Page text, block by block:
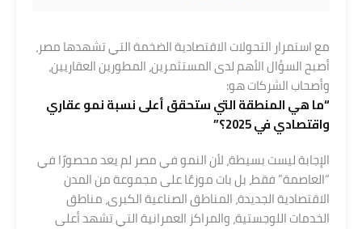
مع استمرار التحولات الاقتصادية الضخمة التي تشهدها مصر،
أصبح السؤال الأهم لدى المستثمرين، المطورين العقاريين،
وأصحاب الشركات هو:
“ما هي المنطقة التي ستحقق أعلى نسبة نمو عقاري
واقتصادي في 2025؟”
الإجابة ليست بسيطة، لأن النمو في مصر لم يعد محصورًا في
“العاصمة” فقط، بل بات موزعًا على مجموعة من المدن
الاقتصادية الجديدة، المناطق الصناعية الكبرى، مناطق
الخدمات اللوجستية، والمراكز العمرانية التي تشهد أعلى